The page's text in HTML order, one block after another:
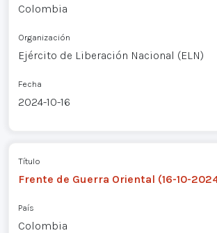
Colombia
Organización
Ejército de Liberación Nacional (ELN)
Fecha
2024-10-16
Título
Frente de Guerra Oriental (16-10-
País
Colombia